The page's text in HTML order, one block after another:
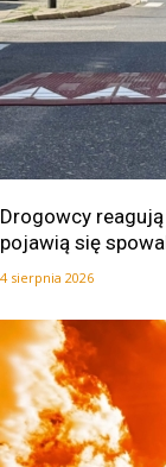
Drogowcy
pojawią się
4 sierpnia 2026